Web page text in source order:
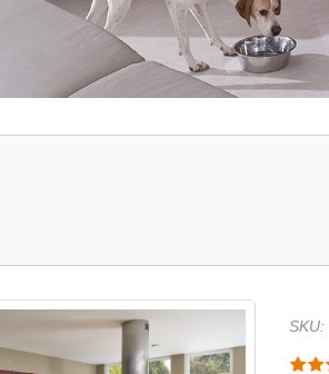
SKU: